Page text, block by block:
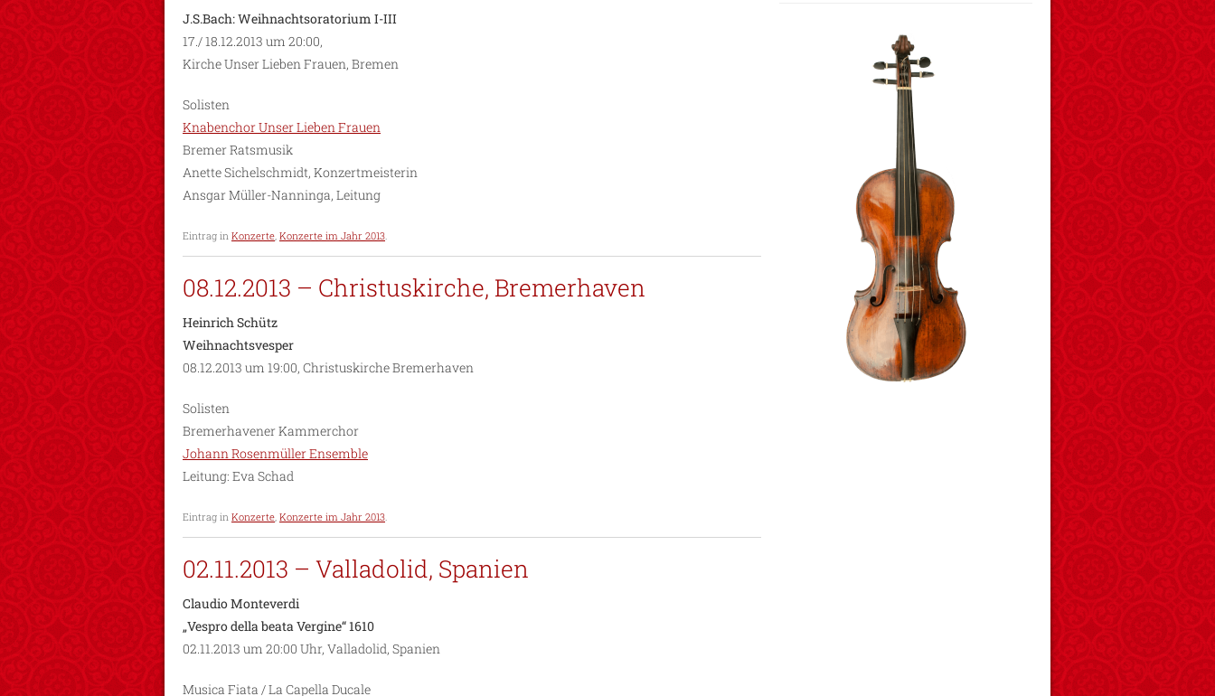
J.S.Bach: Weihnachtsoratorium I-III
17./ 18.12.2013 um 20:00,
Kirche Unser Lieben Frauen, Bremen
Solisten
Knabenchor Unser Lieben Frauen
Bremer Ratsmusik
Anette Sichelschmidt, Konzertmeisterin
Ansgar Müller-Nanninga, Leitung
Eintrag in Konzerte, Konzerte im Jahr 2013.
08.12.2013 – Christuskirche, Bremerhaven
Heinrich Schütz
Weihnachtsvesper
08.12.2013 um 19:00, Christuskirche Bremerhaven
Solisten
Bremerhavener Kammerchor
Johann Rosenmüller Ensemble
Leitung: Eva Schad
Eintrag in Konzerte, Konzerte im Jahr 2013.
02.11.2013 – Valladolid, Spanien
Claudio Monteverdi
„Vespro della beata Vergine“ 1610
02.11.2013 um 20:00 Uhr, Valladolid, Spanien
Musica Fiata / La Capella Ducale